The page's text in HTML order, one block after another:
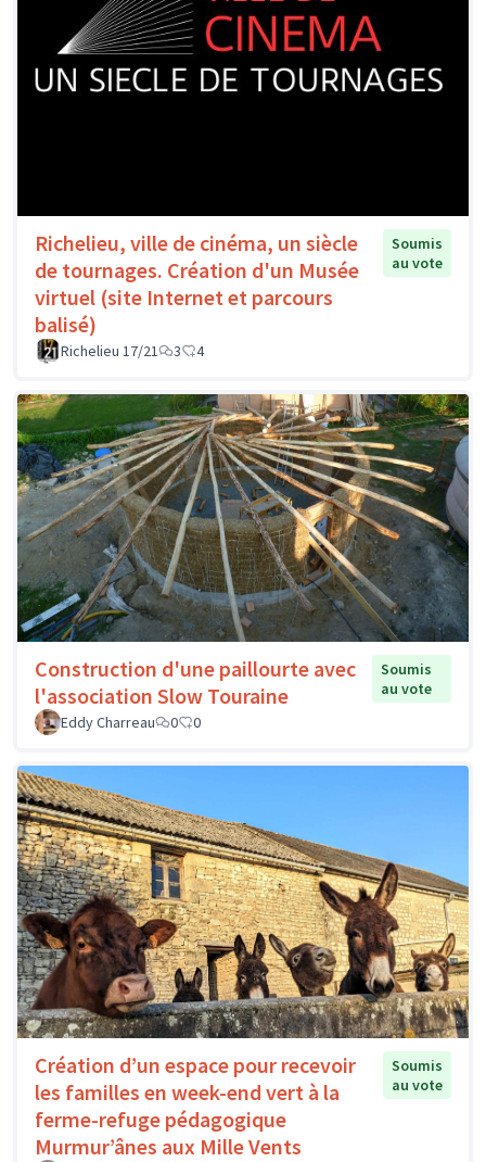
Richelieu, ville de cinéma, un siècle
de tournages. Création d'un Musée
virtuel (site Internet et parcours
balisé)
Soumis
au vote
Richelieu 17/21 3 4
Construction d'une paillourte avec
l'association Slow Touraine
Soumis
au vote
Eddy Charreau
0 0
Création d’un espace pour recevoir
les familles en week-end vert à la
ferme-refuge pédagogique
Murmur’ânes aux Mille Vents
Soumis
au vote